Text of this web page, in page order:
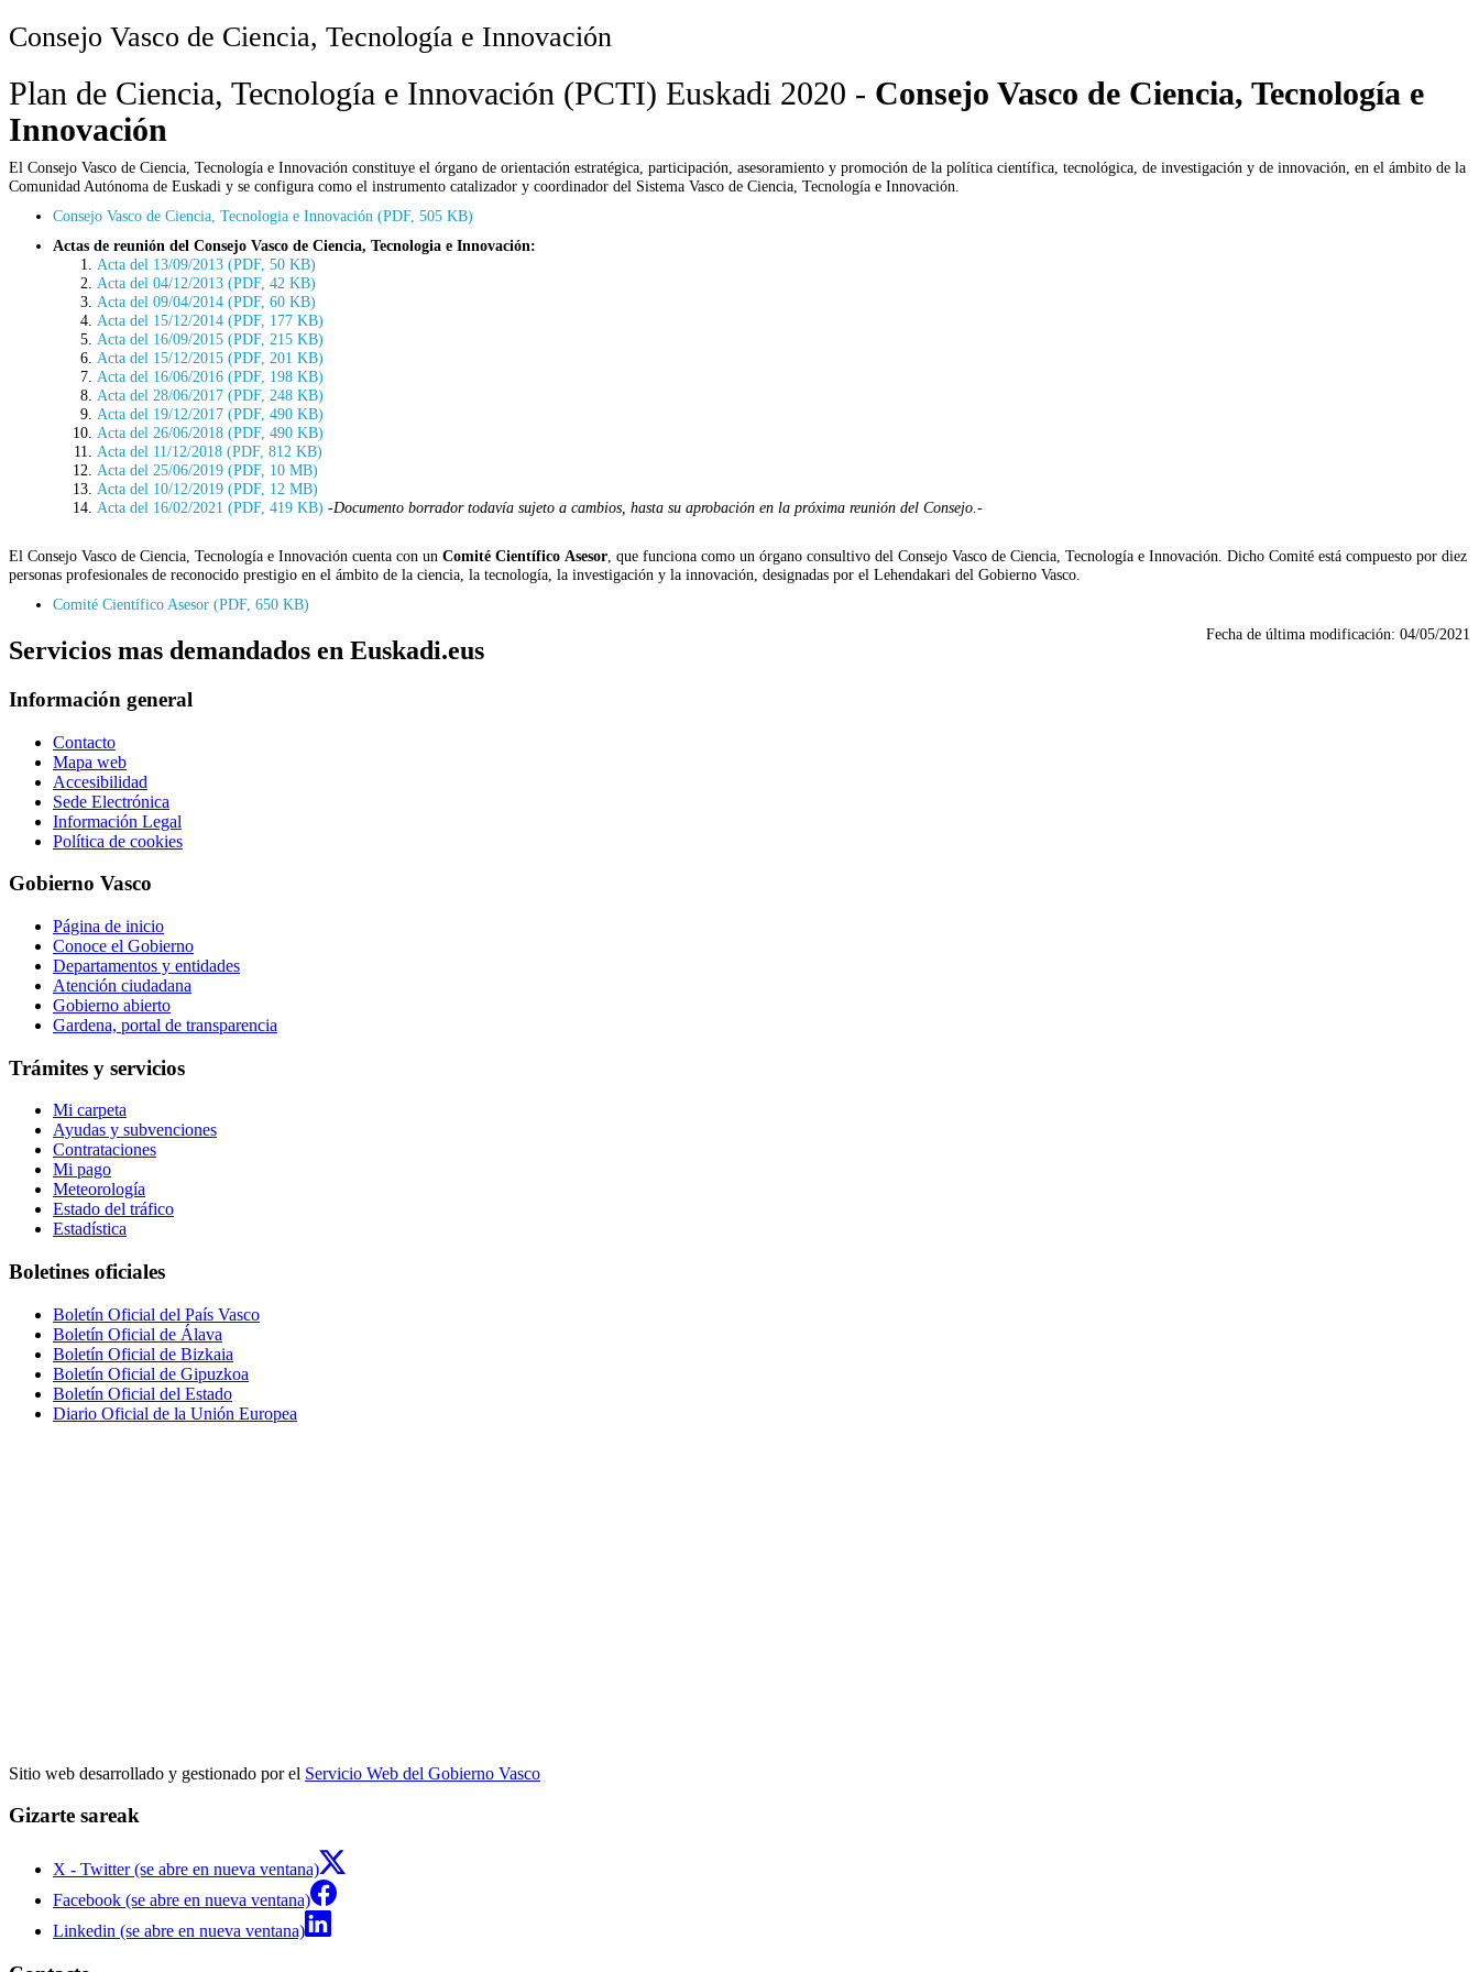
Consejo Vasco de Ciencia, Tecnología e Innovación
Plan de Ciencia, Tecnología e Innovación (PCTI) Euskadi 2020 - Consejo Vasco de Ciencia, Tecnología e
Innovación
El Consejo Vasco de Ciencia, Tecnología e Innovación constituye el órgano de orientación estratégica, participación, asesoramiento y promoción de la política científica, tecnológica, de investigación y de innovación, en el ámbito de la
Comunidad Autónoma de Euskadi y se configura como el instrumento catalizador y coordinador del Sistema Vasco de Ciencia, Tecnología e Innovación.
Consejo Vasco de Ciencia, Tecnologia e Innovación (PDF, 505 KB)
Actas de reunión del Consejo Vasco de Ciencia, Tecnologia e Innovación:
Acta del 13/09/2013 (PDF, 50 KB)
Acta del 04/12/2013 (PDF, 42 KB)
Acta del 09/04/2014 (PDF, 60 KB)
Acta del 15/12/2014 (PDF, 177 KB)
Acta del 16/09/2015 (PDF, 215 KB)
Acta del 15/12/2015 (PDF, 201 KB)
Acta del 16/06/2016 (PDF, 198 KB)
Acta del 28/06/2017 (PDF, 248 KB)
Acta del 19/12/2017 (PDF, 490 KB)
Acta del 26/06/2018 (PDF, 490 KB)
Acta del 11/12/2018 (PDF, 812 KB)
Acta del 25/06/2019 (PDF, 10 MB)
Acta del 10/12/2019 (PDF, 12 MB)
Acta del 16/02/2021 (PDF, 419 KB) -Documento borrador todavía sujeto a cambios, hasta su aprobación en la próxima reunión del Consejo.-
El Consejo Vasco de Ciencia, Tecnología e Innovación cuenta con un Comité Científico Asesor , que funciona como un órgano consultivo del Consejo Vasco de Ciencia, Tecnología e Innovación. Dicho Comité está compuesto por diez
personas profesionales de reconocido prestigio en el ámbito de la ciencia, la tecnología, la investigación y la innovación, designadas por el Lehendakari del Gobierno Vasco.
Comité Científico Asesor (PDF, 650 KB)
Fecha de última modificación: 04/05/2021
Servicios mas demandados en Euskadi.eus
Información general
Contacto
Mapa web
Accesibilidad
Sede Electrónica
Información Legal
Política de cookies
Gobierno Vasco
Página de inicio
Conoce el Gobierno
Departamentos y entidades
Atención ciudadana
Gobierno abierto
Gardena, portal de transparencia
Trámites y servicios
Mi carpeta
Ayudas y subvenciones
Contrataciones
Mi pago
Meteorología
Estado del tráfico
Estadística
Boletines oficiales
Boletín Oficial del País Vasco
Boletín Oficial de Álava
Boletín Oficial de Bizkaia
Boletín Oficial de Gipuzkoa
Boletín Oficial del Estado
Diario Oficial de la Unión Europea
Sitio web desarrollado y gestionado por el Servicio Web del Gobierno Vasco
Gizarte sareak
X - Twitter (se abre en nueva ventana)
Facebook (se abre en nueva ventana)
Linkedin (se abre en nueva ventana)